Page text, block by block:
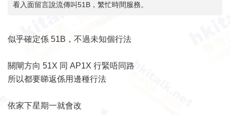
看入面留言說流傳叫51B，繁忙時間服務。
似乎確定係 51B，不過未知個行法
關閘方向 51X 同 AP1X 行緊唔同路
所以都要睇返係用邊種行法
依家下星期一就會改